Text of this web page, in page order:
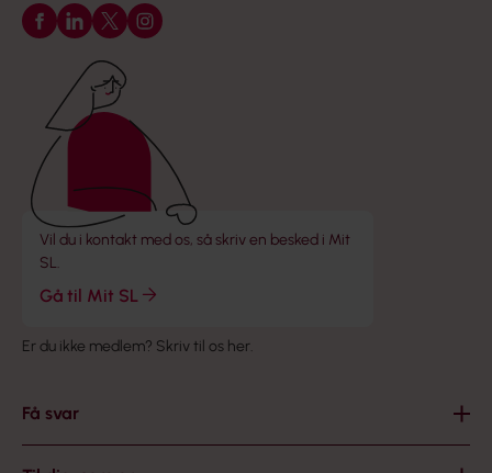
Følg os på Facebook
Følg os på LinkedIn
Følg os på X
Følg os på Instagram
Vil du i kontakt med os, så skriv en besked i Mit
SL.
Gå til Mit SL
Er du ikke medlem? Skriv til os her.
Få svar